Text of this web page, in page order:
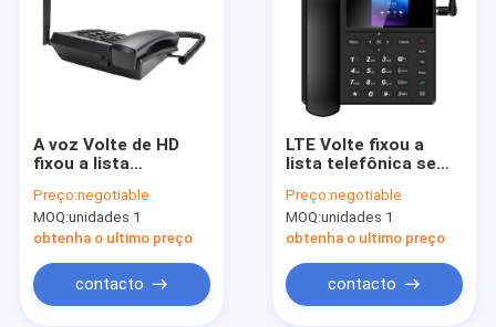
A voz Volte de HD
fixou a lista
Buletooth do
telefone
Preço:negotiable
MOQ:unidades 1
obtenha o ultimo preço
contacto
LTE Volte fixou a
lista telefônica sem
do telefone
Preço:negotiable
MOQ:unidades 1
obtenha o ultimo preço
contacto